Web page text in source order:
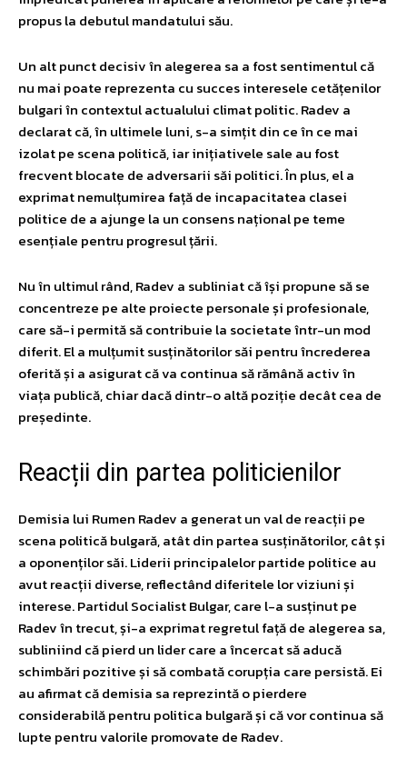
propus la debutul mandatului său.
Un alt punct decisiv în alegerea sa a fost sentimentul că
nu mai poate reprezenta cu succes interesele cetățenilor
bulgari în contextul actualului climat politic. Radev a
declarat că, în ultimele luni, s-a simțit din ce în ce mai
izolat pe scena politică, iar inițiativele sale au fost
frecvent blocate de adversarii săi politici. În plus, el a
exprimat nemulțumirea față de incapacitatea clasei
politice de a ajunge la un consens național pe teme
esențiale pentru progresul țării.
Nu în ultimul rând, Radev a subliniat că își propune să se
concentreze pe alte proiecte personale și profesionale,
care să-i permită să contribuie la societate într-un mod
diferit. El a mulțumit susținătorilor săi pentru încrederea
oferită și a asigurat că va continua să rămână activ în
viața publică, chiar dacă dintr-o altă poziție decât cea de
președinte.
Reacții din partea politicienilor
Demisia lui Rumen Radev a generat un val de reacții pe
scena politică bulgară, atât din partea susținătorilor, cât și
a oponenților săi. Liderii principalelor partide politice au
avut reacții diverse, reflectând diferitele lor viziuni și
interese. Partidul Socialist Bulgar, care l-a susținut pe
Radev în trecut, și-a exprimat regretul față de alegerea sa,
subliniind că pierd un lider care a încercat să aducă
schimbări pozitive și să combată corupția care persistă. Ei
au afirmat că demisia sa reprezintă o pierdere
considerabilă pentru politica bulgară și că vor continua să
lupte pentru valorile promovate de Radev.